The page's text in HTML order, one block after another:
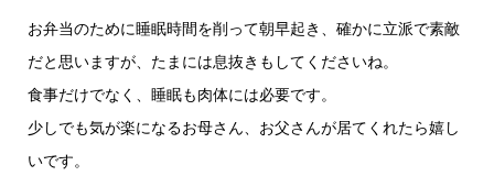
お弁当のために睡眠時間を削って朝早起き、確かに立派で素敵
だと思いますが、たまには息抜きもしてくださいね。
食事だけでなく、睡眠も肉体には必要です。
少しでも気が楽になるお母さん、お父さんが居てくれたら嬉し
いです。